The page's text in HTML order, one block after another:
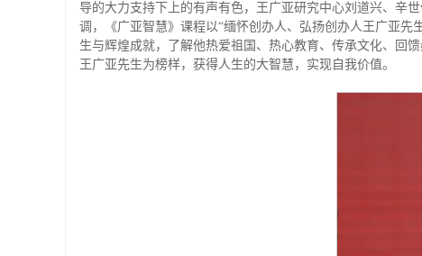
导的大力支持下上的有声有色，王广亚研究中心刘道兴、辛
调，《广亚智慧》课程以“缅怀创办人、弘扬创办人王广亚
生与辉煌成就，了解他热爱祖国、热心教育、传承文化、回
王广亚先生为榜样，获得人生的大智慧，实现自我价值。